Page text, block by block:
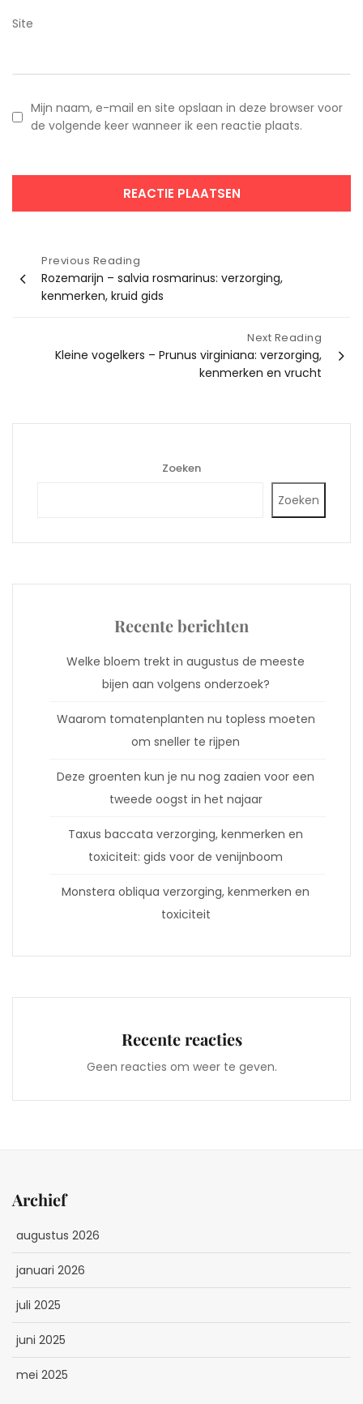
Site
Mijn naam, e-mail en site opslaan in deze browser voor
de volgende keer wanneer ik een reactie plaats.
Bericht
navigatie
Previous Reading
Rozemarijn – salvia rosmarinus: verzorging,
kenmerken, kruid gids
Next Reading
Kleine vogelkers – Prunus virginiana: verzorging,
kenmerken en vrucht
Zoeken
Zoeken
Recente berichten
Welke bloem trekt in augustus de meeste
bijen aan volgens onderzoek?
Waarom tomatenplanten nu topless moeten
om sneller te rijpen
Deze groenten kun je nu nog zaaien voor een
tweede oogst in het najaar
Taxus baccata verzorging, kenmerken en
toxiciteit: gids voor de venijnboom
Monstera obliqua verzorging, kenmerken en
toxiciteit
Recente reacties
Geen reacties om weer te geven.
Archief
augustus 2026
januari 2026
juli 2025
juni 2025
mei 2025